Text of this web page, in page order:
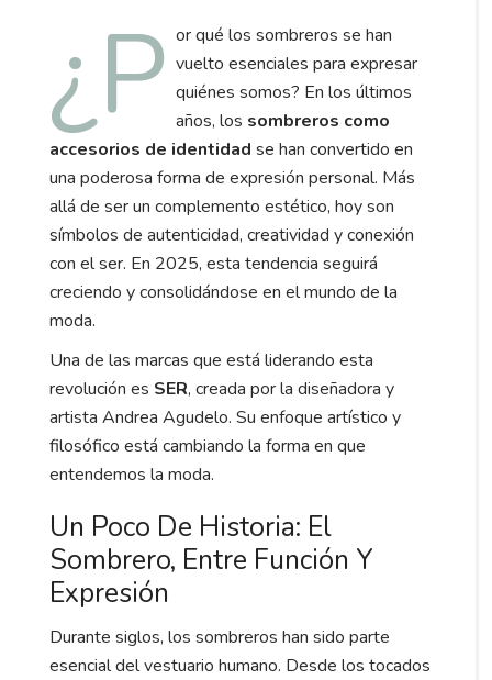
¿P or qué los sombreros se han
vuelto esenciales para expresar
quiénes somos? En los últimos
años, los sombreros como
accesorios de identidad se han convertido en
una poderosa forma de expresión personal. Más
allá de ser un complemento estético, hoy son
símbolos de autenticidad, creatividad y conexión
con el ser. En 2025, esta tendencia seguirá
creciendo y consolidándose en el mundo de la
moda.
Una de las marcas que está liderando esta
revolución es SER, creada por la diseñadora y
artista Andrea Agudelo. Su enfoque artístico y
filosófico está cambiando la forma en que
entendemos la moda.
Un Poco De Historia: El
Sombrero, Entre Función Y
Expresión
Durante siglos, los sombreros han sido parte
esencial del vestuario humano. Desde los tocados